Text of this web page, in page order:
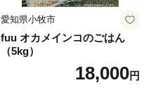
愛知県小牧市
fuu オカメインコのごはん
（5kg）
18,000円